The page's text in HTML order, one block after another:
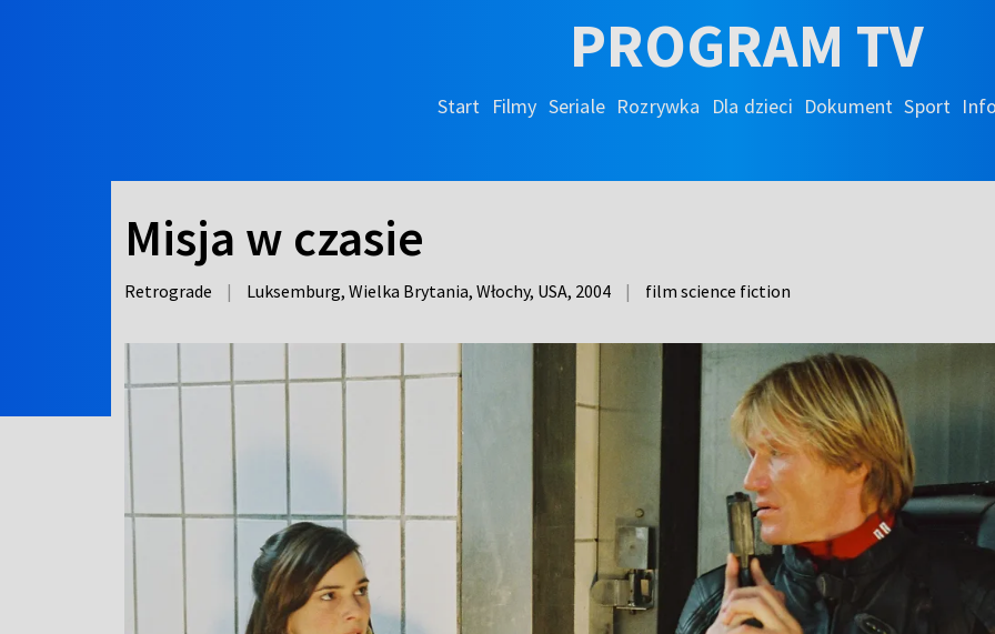
PROGRAM TV
Start Filmy Seriale Rozrywka Dla dzieci Dokument Sport
Misja w czasie
Retrograde | Luksemburg, Wielka Brytania, Włochy, USA, 2004 | film science fiction